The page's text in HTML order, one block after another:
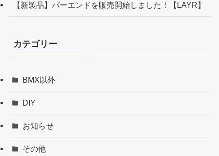
【新製品】バーエンドを販売開始しました！【LAYR】
カテゴリー
BMX以外
DIY
お知らせ
その他